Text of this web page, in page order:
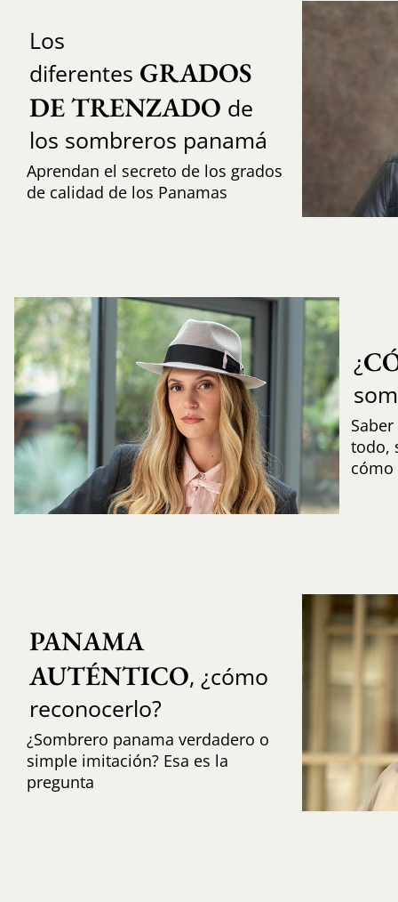
Los
diferentes GRADOS
DE TRENZADO de
los sombreros panamá
Aprendan el secreto de los grados
de calidad de los Panamas
¿
todo,
cómo
PANAMA
AUTÉNTICO, ¿cómo
reconocerlo?
¿Sombrero panama verdadero o
simple imitación? Esa es la
pregunta